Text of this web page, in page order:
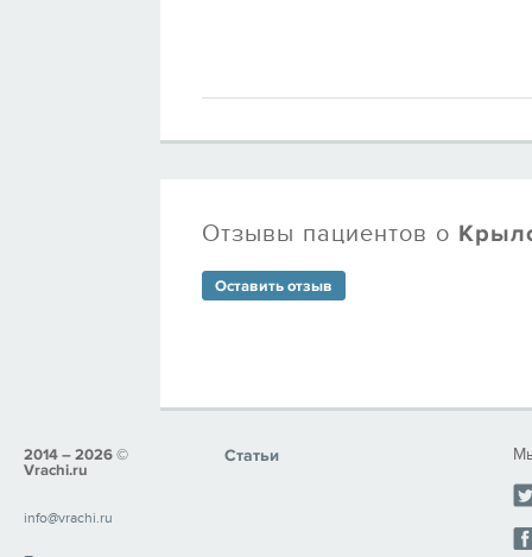
Отзывы пациентов о
Оставить отзыв
2014 – 2026 ©
Vrachi.ru
info@vrachi.ru
Статьи